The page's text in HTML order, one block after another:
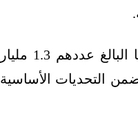
، أفقر قارات العالم، لا يمتلك أكثر من خُمس سكانها البالغ عددهم 1.3 مليار
التحديات الأساسية